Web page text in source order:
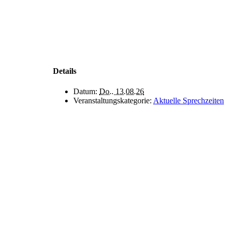
Details
Datum: Do.. 13.08.26
Veranstaltungskategorie: Aktuelle Sprechzeiten